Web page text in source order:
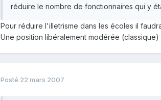
réduire le nombre de fonctionnaires qui y
Pour réduire l'illetrisme dans les écoles il
Une position libéralement modérée
Posté 22 mars 2007